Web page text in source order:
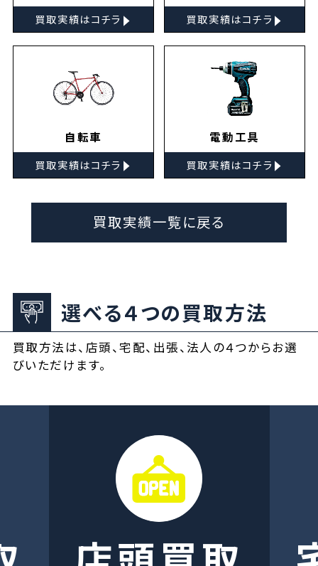
買取実績はコチラ ▸ 買取実績はコチラ ▸
自転車
買取実績はコチラ ▸
電動工具
買取実績はコチラ ▸
買取実績一覧に戻る
選べる４つの買取方法
買取方法は、店頭、宅配、出張、法人の４つからお選
びいただけます。